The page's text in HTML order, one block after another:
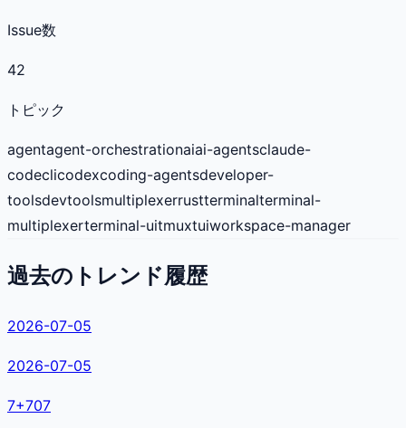
Issue数
42
トピック
agentagent-orchestrationaiai-agentsclaude-
codeclicodexcoding-agentsdeveloper-
toolsdevtoolsmultiplexerrustterminalterminal-
multiplexerterminal-uitmuxtuiworkspace-manager
過去のトレンド履歴
2026-07-05
2026-07-05
7+707